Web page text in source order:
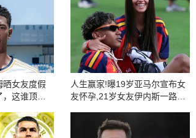
晒女友度假
这谁顶得
人生赢家!曝19岁亚马尔宣布女
友怀孕,21岁女友伊内斯一路陪